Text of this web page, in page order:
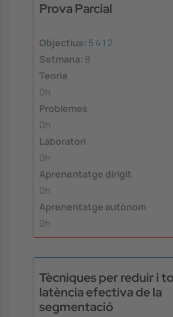
Prova Parcial
Objectius: 541 2
Setmana: 8
Teoria
0h
Problemes
0h
Laboratori
0h
Aprenentatge dirigit
0h
Aprenentatge autònom
0h
Tècniques per reduir i
latència efectiva de la
segmentació